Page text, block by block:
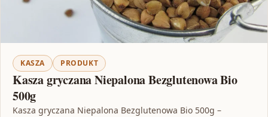
KASZA PRODUKT
Kasza gryczana Niepalona Bezglutenowa Bio
500g
Kasza gryczana Niepalona Bezglutenowa Bio 500g –